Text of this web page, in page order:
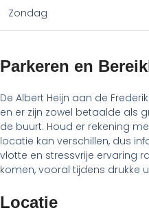
Zondag
Parkeren en
De Albert Heijn aan de
en er zijn zowel betaalde als
de buurt. Houd er rekening
locatie kan verschillen, dus
vlotte en stressvrije ervaring
komen, vooral tijdens drukke
Locatie